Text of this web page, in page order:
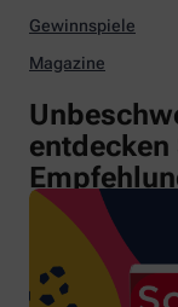
Gewinnspiele
Magazine
entdecken